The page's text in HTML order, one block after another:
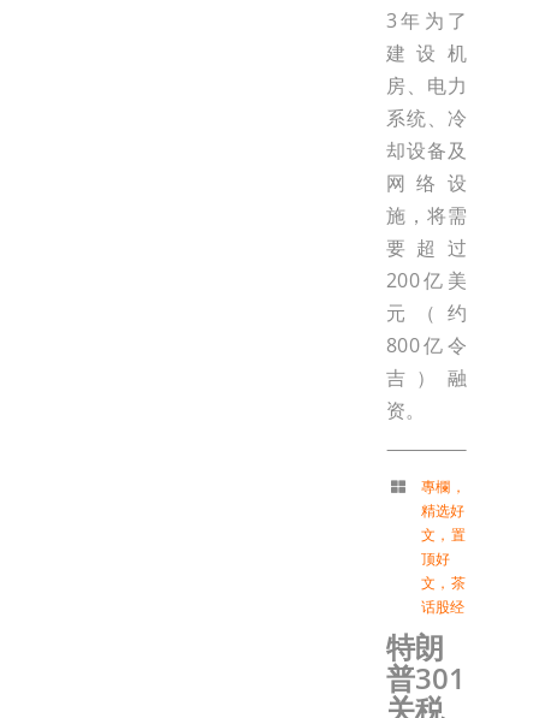
3年为了
建设机
房、电力
系统、冷
却设备及
网络设
施，将需
要超过
200亿美
元（约
800亿令
吉）融
资。
專欄 ，
精选好
文 ， 置
顶好
文 ， 茶
话股经
特朗
普301
关税